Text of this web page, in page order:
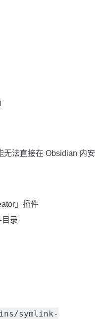
无法直接在 Obsidian 内安
」插件
录
symlink-